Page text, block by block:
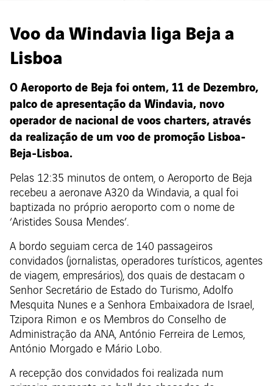
Voo da Windavia liga Beja a
Lisboa
O Aeroporto de Beja foi ontem, 11 de Dezembro,
palco de apresentação da Windavia, novo
operador de nacional de voos charters, através
da realização de um voo de promoção Lisboa-
Beja-Lisboa.
Pelas 12:35 minutos de ontem, o Aeroporto de Beja
recebeu a aeronave A320 da Windavia, a qual foi
baptizada no próprio aeroporto com o nome de
‘Aristides Sousa Mendes’.
A bordo seguiam cerca de 140 passageiros
convidados (jornalistas, operadores turísticos, agentes
de viagem, empresários), dos quais de destacam o
Senhor Secretário de Estado do Turismo, Adolfo
Mesquita Nunes e a Senhora Embaixadora de Israel,
Tzipora Rimon e os Membros do Conselho de
Administração da ANA, António Ferreira de Lemos,
António Morgado e Mário Lobo.
A recepção dos convidados foi realizada num